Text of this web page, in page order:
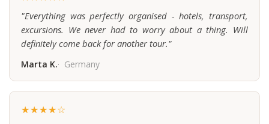
"Everything was perfectly organised - hotels, transport,
excursions. We never had to worry about a thing. Will
definitely come back for another tour."
Marta K. Germany
★★★★☆